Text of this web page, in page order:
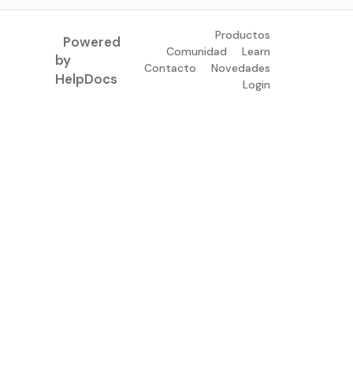
Powered
by
HelpDocs (opens in a new tab)
Productos
Comunidad
Learn
Contacto
Novedades
Login